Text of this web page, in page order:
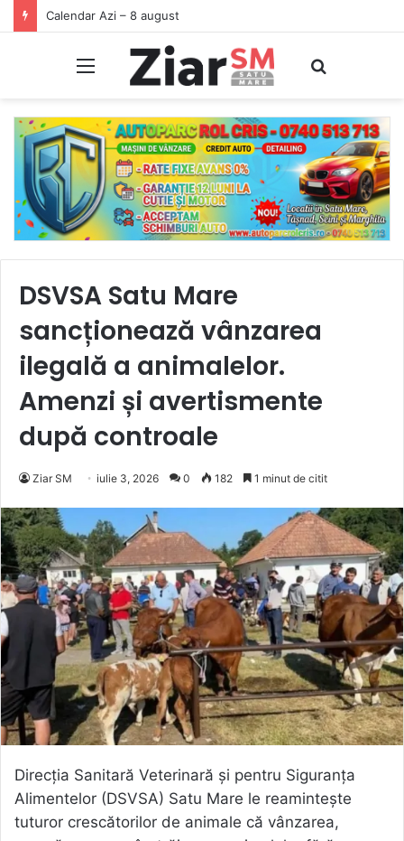
Calendar Azi – 8 august
Meniu
DSVSA Satu Mare
sancționează vânzarea
ilegală a animalelor.
Amenzi și avertismente
după controale
Ziar SM iulie 3, 2026 0 182 1 minut de citit
Direcția Sanitară Veterinară și pentru Siguranța
Alimentelor (DSVSA) Satu Mare le reamintește
tuturor crescătorilor de animale că vânzarea,